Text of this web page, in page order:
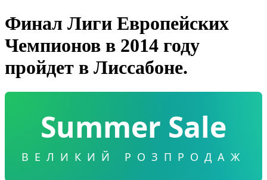
Финал Лиги Европейских
Чемпионов в 2014 году
пройдет в Лиссабоне.
Summer Sale
ВЕЛИКИЙ РОЗПРОДАЖ